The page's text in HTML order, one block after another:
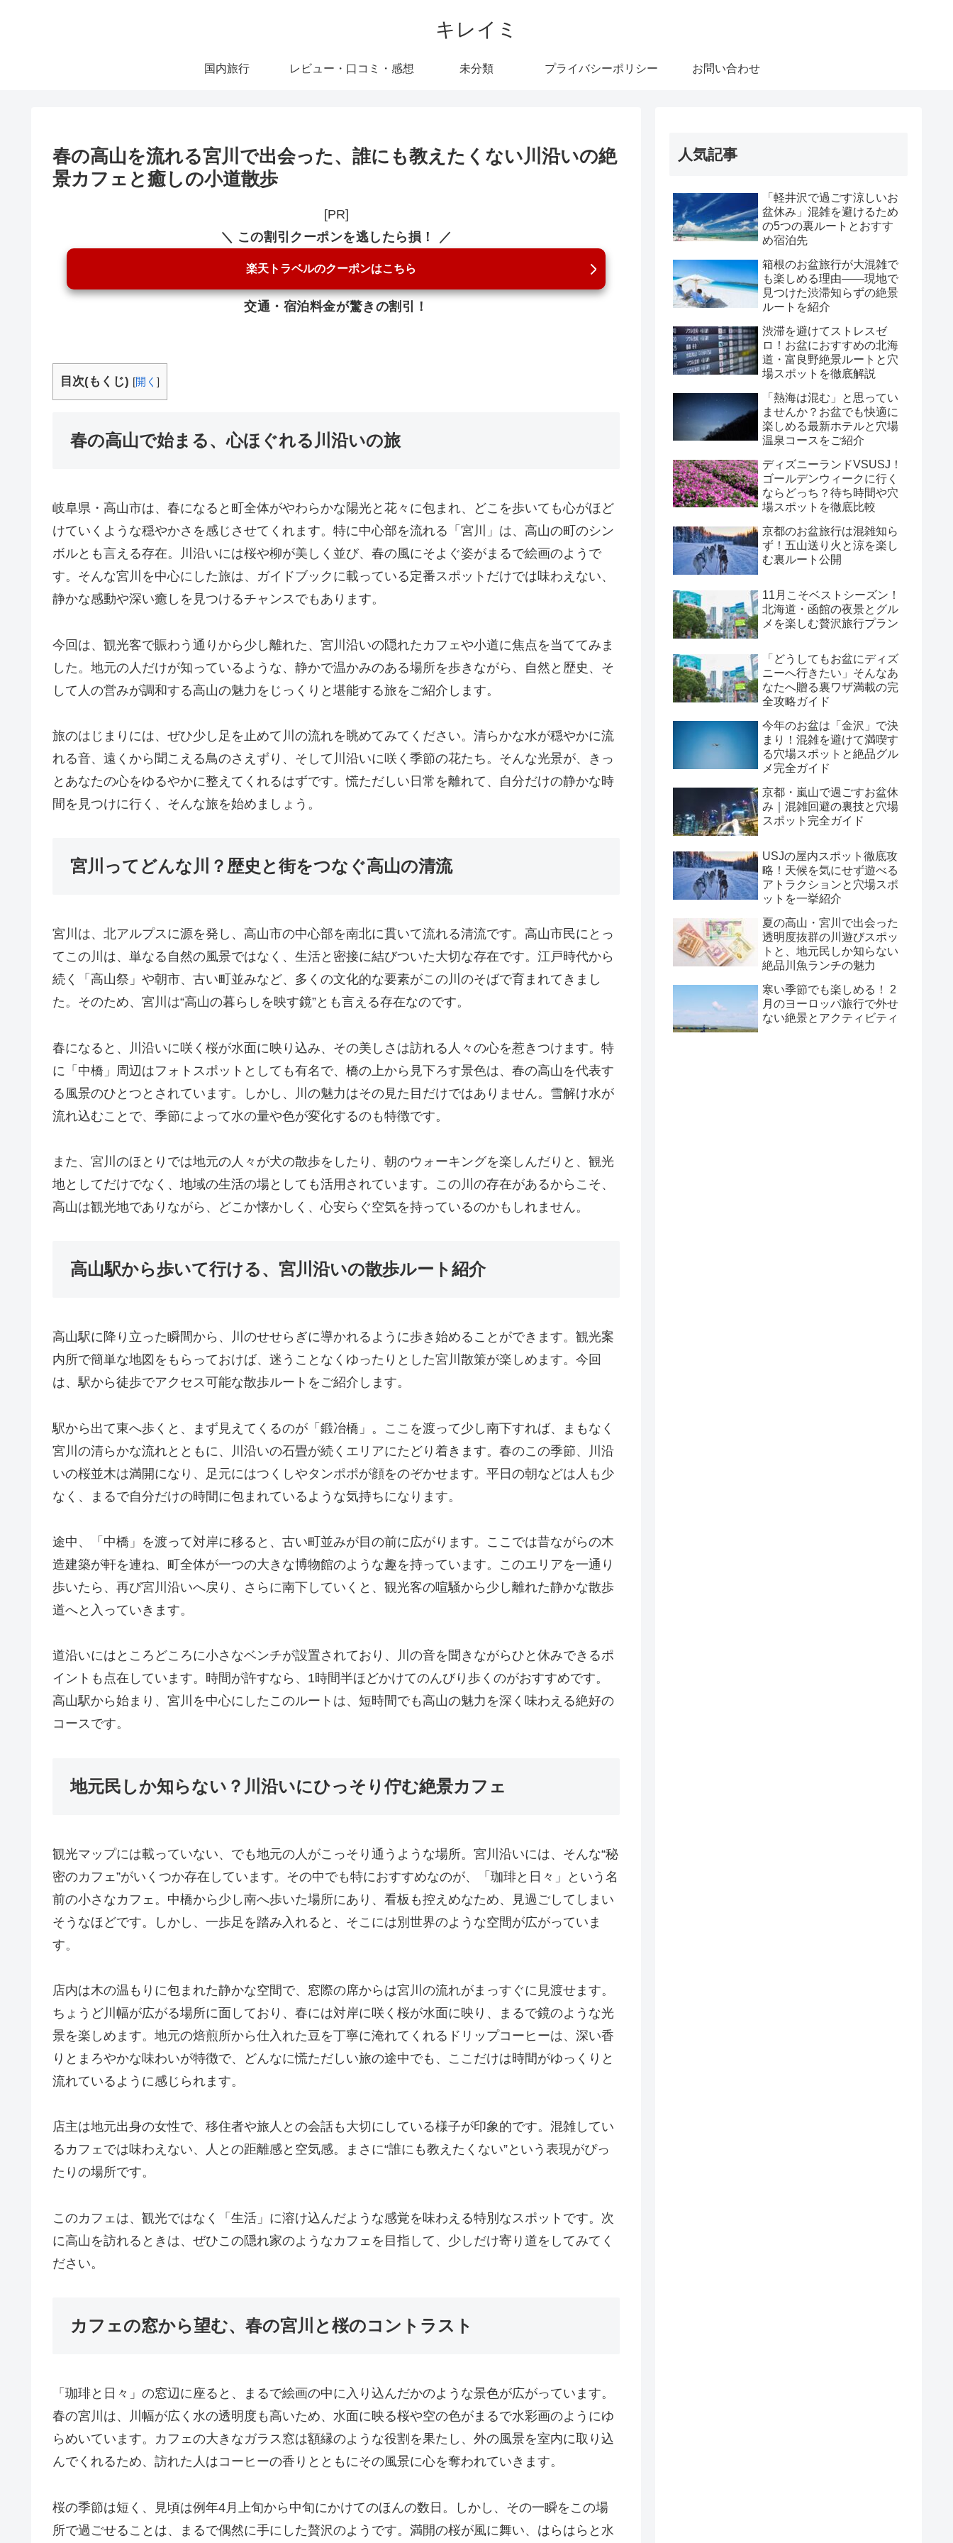
キレイミ
国内旅行 レビュー・口コミ・感想 未分類 プライバシーポリシー お問い合わせ
春の高山を流れる宮川で出会った、誰にも教えたくない川沿いの絶
景カフェと癒しの小道散歩
[PR]
＼ この割引クーポンを逃したら損！ ／
楽天トラベルのクーポンはこちら
交通・宿泊料金が驚きの割引！
目次(もくじ) [開く ]
春の高山で始まる、心ほぐれる川沿いの旅
岐阜県・高山市は、春になると町全体がやわらかな陽光と花々に包まれ、どこを歩いても心がほど
けていくような穏やかさを感じさせてくれます。特に中心部を流れる「宮川」は、高山の町のシン
ボルとも言える存在。川沿いには桜や柳が美しく並び、春の風にそよぐ姿がまるで絵画のようで
す。そんな宮川を中心にした旅は、ガイドブックに載っている定番スポットだけでは味わえない、
静かな感動や深い癒しを見つけるチャンスでもあります。
今回は、観光客で賑わう通りから少し離れた、宮川沿いの隠れたカフェや小道に焦点を当ててみま
した。地元の人だけが知っているような、静かで温かみのある場所を歩きながら、自然と歴史、そ
して人の営みが調和する高山の魅力をじっくりと堪能する旅をご紹介します。
旅のはじまりには、ぜひ少し足を止めて川の流れを眺めてみてください。清らかな水が穏やかに流
れる音、遠くから聞こえる鳥のさえずり、そして川沿いに咲く季節の花たち。そんな光景が、きっ
とあなたの心をゆるやかに整えてくれるはずです。慌ただしい日常を離れて、自分だけの静かな時
間を見つけに行く、そんな旅を始めましょう。
宮川ってどんな川？歴史と街をつなぐ高山の清流
宮川は、北アルプスに源を発し、高山市の中心部を南北に貫いて流れる清流です。高山市民にとっ
てこの川は、単なる自然の風景ではなく、生活と密接に結びついた大切な存在です。江戸時代から
続く「高山祭」や朝市、古い町並みなど、多くの文化的な要素がこの川のそばで育まれてきまし
た。そのため、宮川は“高山の暮らしを映す鏡”とも言える存在なのです。
春になると、川沿いに咲く桜が水面に映り込み、その美しさは訪れる人々の心を惹きつけます。特
に「中橋」周辺はフォトスポットとしても有名で、橋の上から見下ろす景色は、春の高山を代表す
る風景のひとつとされています。しかし、川の魅力はその見た目だけではありません。雪解け水が
流れ込むことで、季節によって水の量や色が変化するのも特徴です。
また、宮川のほとりでは地元の人々が犬の散歩をしたり、朝のウォーキングを楽しんだりと、観光
地としてだけでなく、地域の生活の場としても活用されています。この川の存在があるからこそ、
高山は観光地でありながら、どこか懐かしく、心安らぐ空気を持っているのかもしれません。
高山駅から歩いて行ける、宮川沿いの散歩ルート紹介
高山駅に降り立った瞬間から、川のせせらぎに導かれるように歩き始めることができます。観光案
内所で簡単な地図をもらっておけば、迷うことなくゆったりとした宮川散策が楽しめます。今回
は、駅から徒歩でアクセス可能な散歩ルートをご紹介します。
駅から出て東へ歩くと、まず見えてくるのが「鍛冶橋」。ここを渡って少し南下すれば、まもなく
宮川の清らかな流れとともに、川沿いの石畳が続くエリアにたどり着きます。春のこの季節、川沿
いの桜並木は満開になり、足元にはつくしやタンポポが顔をのぞかせます。平日の朝などは人も少
なく、まるで自分だけの時間に包まれているような気持ちになります。
途中、「中橋」を渡って対岸に移ると、古い町並みが目の前に広がります。ここでは昔ながらの木
造建築が軒を連ね、町全体が一つの大きな博物館のような趣を持っています。このエリアを一通り
歩いたら、再び宮川沿いへ戻り、さらに南下していくと、観光客の喧騒から少し離れた静かな散歩
道へと入っていきます。
道沿いにはところどころに小さなベンチが設置されており、川の音を聞きながらひと休みできるポ
イントも点在しています。時間が許すなら、1時間半ほどかけてのんびり歩くのがおすすめです。
高山駅から始まり、宮川を中心にしたこのルートは、短時間でも高山の魅力を深く味わえる絶好の
コースです。
地元民しか知らない？川沿いにひっそり佇む絶景カフェ
観光マップには載っていない、でも地元の人がこっそり通うような場所。宮川沿いには、そんな“秘
密のカフェ”がいくつか存在しています。その中でも特におすすめなのが、「珈琲と日々」という名
前の小さなカフェ。中橋から少し南へ歩いた場所にあり、看板も控えめなため、見過ごしてしまい
そうなほどです。しかし、一歩足を踏み入れると、そこには別世界のような空間が広がっていま
す。
店内は木の温もりに包まれた静かな空間で、窓際の席からは宮川の流れがまっすぐに見渡せます。
ちょうど川幅が広がる場所に面しており、春には対岸に咲く桜が水面に映り、まるで鏡のような光
景を楽しめます。地元の焙煎所から仕入れた豆を丁寧に淹れてくれるドリップコーヒーは、深い香
りとまろやかな味わいが特徴で、どんなに慌ただしい旅の途中でも、ここだけは時間がゆっくりと
流れているように感じられます。
店主は地元出身の女性で、移住者や旅人との会話も大切にしている様子が印象的です。混雑してい
るカフェでは味わえない、人との距離感と空気感。まさに“誰にも教えたくない”という表現がぴっ
たりの場所です。
このカフェは、観光ではなく「生活」に溶け込んだような感覚を味わえる特別なスポットです。次
に高山を訪れるときは、ぜひこの隠れ家のようなカフェを目指して、少しだけ寄り道をしてみてく
ださい。
カフェの窓から望む、春の宮川と桜のコントラスト
「珈琲と日々」の窓辺に座ると、まるで絵画の中に入り込んだかのような景色が広がっています。
春の宮川は、川幅が広く水の透明度も高いため、水面に映る桜や空の色がまるで水彩画のようにゆ
らめいています。カフェの大きなガラス窓は額縁のような役割を果たし、外の風景を室内に取り込
んでくれるため、訪れた人はコーヒーの香りとともにその風景に心を奪われていきます。
桜の季節は短く、見頃は例年4月上旬から中旬にかけてのほんの数日。しかし、その一瞬をこの場
所で過ごせることは、まるで偶然に手にした贅沢のようです。満開の桜が風に舞い、はらはらと水
人気記事
「軽井沢で過ごす涼しいお
盆休み」混雑を避けるため
の5つの裏ルートとおすす
め宿泊先
箱根のお盆旅行が大混雑で
も楽しめる理由――現地で
見つけた渋滞知らずの絶景
ルートを紹介
渋滞を避けてストレスゼ
ロ！お盆におすすめの北海
道・富良野絶景ルートと穴
場スポットを徹底解説
「熱海は混む」と思ってい
ませんか？お盆でも快適に
楽しめる最新ホテルと穴場
温泉コースをご紹介
ディズニーランドVSUSJ！
ゴールデンウィークに行く
ならどっち？待ち時間や穴
場スポットを徹底比較
京都のお盆旅行は混雑知ら
ず！五山送り火と涼を楽し
む裏ルート公開
11月こそベストシーズン！
北海道・函館の夜景とグル
メを楽しむ贅沢旅行プラン
「どうしてもお盆にディズ
ニーへ行きたい」そんなあ
なたへ贈る裏ワザ満載の完
全攻略ガイド
今年のお盆は「金沢」で決
まり！混雑を避けて満喫す
る穴場スポットと絶品グル
メ完全ガイド
京都・嵐山で過ごすお盆休
み｜混雑回避の裏技と穴場
スポット完全ガイド
USJの屋内スポット徹底攻
略！天候を気にせず遊べる
アトラクションと穴場スポ
ットを一挙紹介
夏の高山・宮川で出会った
透明度抜群の川遊びスポッ
トと、地元民しか知らない
絶品川魚ランチの魅力
寒い季節でも楽しめる！ 2
月のヨーロッパ旅行で外せ
ない絶景とアクティビティ